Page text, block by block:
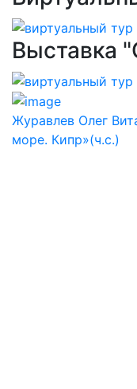
Выставка
Журавлев Олег
море. Кипр»(ч.с.)